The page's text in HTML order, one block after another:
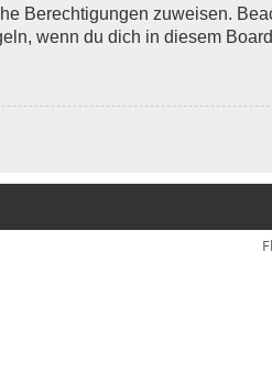
Berechtigungen zuweisen.
wenn du dich in diesem